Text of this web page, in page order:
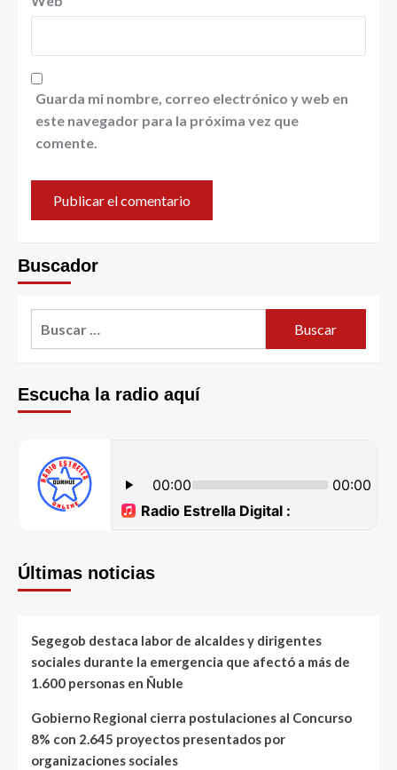
Guarda mi nombre, correo electrónico y web en
este navegador para la próxima vez que
comente.
Buscador
Escucha la radio aquí
Últimas noticias
Segegob destaca labor de alcaldes y dirigentes
sociales durante la emergencia que afectó a más de
1.600 personas en Ñuble
Gobierno Regional cierra postulaciones al Concurso
8% con 2.645 proyectos presentados por
organizaciones sociales